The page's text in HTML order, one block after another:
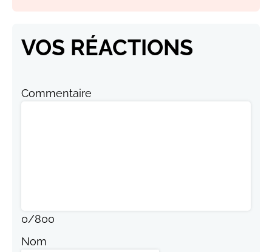
VOS RÉACTIONS
Commentaire
0/800
Nom